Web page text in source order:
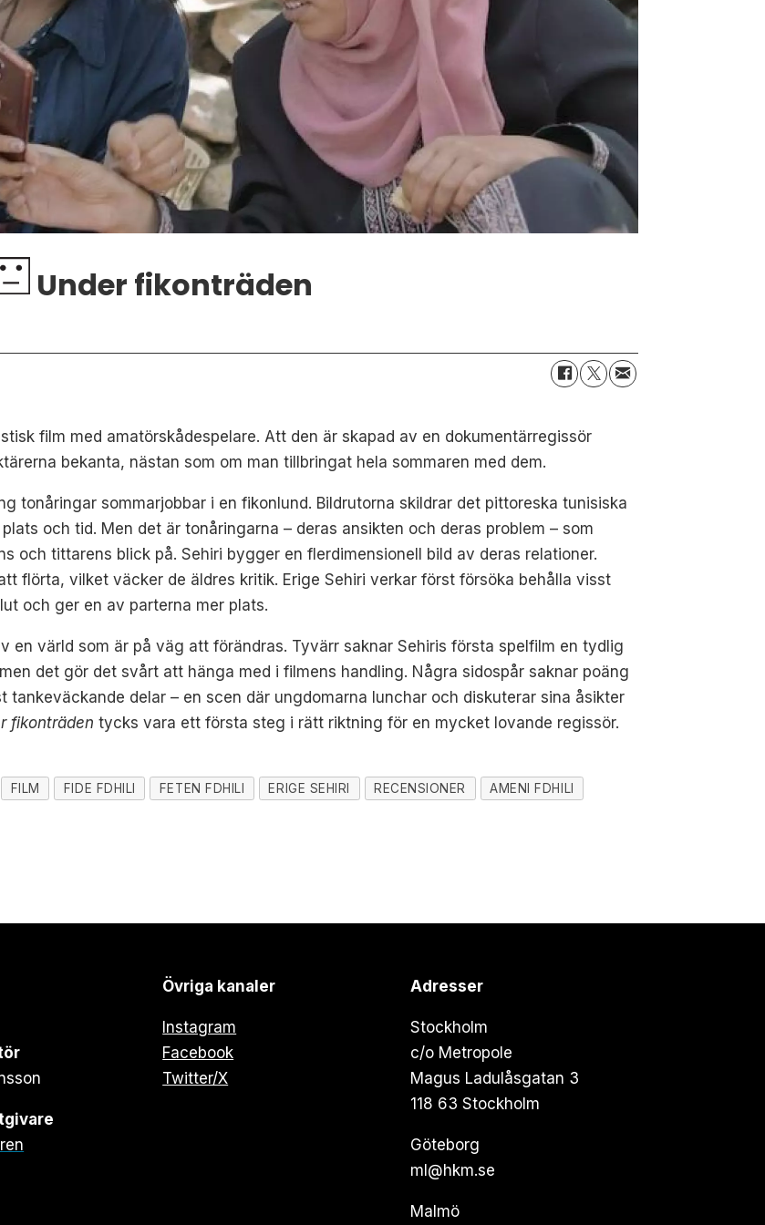
Under fikonträden
film med amatörskådespelare. Att den är skapad av en dokumentärregissör
bekanta, nästan som om man tillbringat hela sommaren med dem.
tonåringar sommarjobbar i en fikonlund. Bildrutorna skildrar det pittoreska tunisiska
och tid. Men det är tonåringarna – deras ansikten och deras problem – som
och tittarens blick på. Sehiri bygger en flerdimensionell bild av deras relationer.
flörta, vilket väcker de äldres kritik. Erige Sehiri verkar först försöka behålla visst
och ger en av parterna mer plats.
en värld som är på väg att förändras. Tyvärr saknar Sehiris första spelfilm en tydlig
det gör det svårt att hänga med i filmens handling. Några sidospår saknar poäng
delar – en scen där ungdomarna lunchar och diskuterar sina åsikter
fikonträden tycks vara ett första steg i rätt riktning för en mycket lovande regissör.
FILM FIDE FDHILI FETEN FDHILI ERIGE SEHIRI RECENSIONER AMENI FDHILI
Övriga kanaler
Instagram
Facebook
Twitter/X
Adresser
Stockholm
c/o Metropole
Magus Ladulåsgatan 3
118 63 Stockholm
Göteborg
ml@hkm.se
Malmö